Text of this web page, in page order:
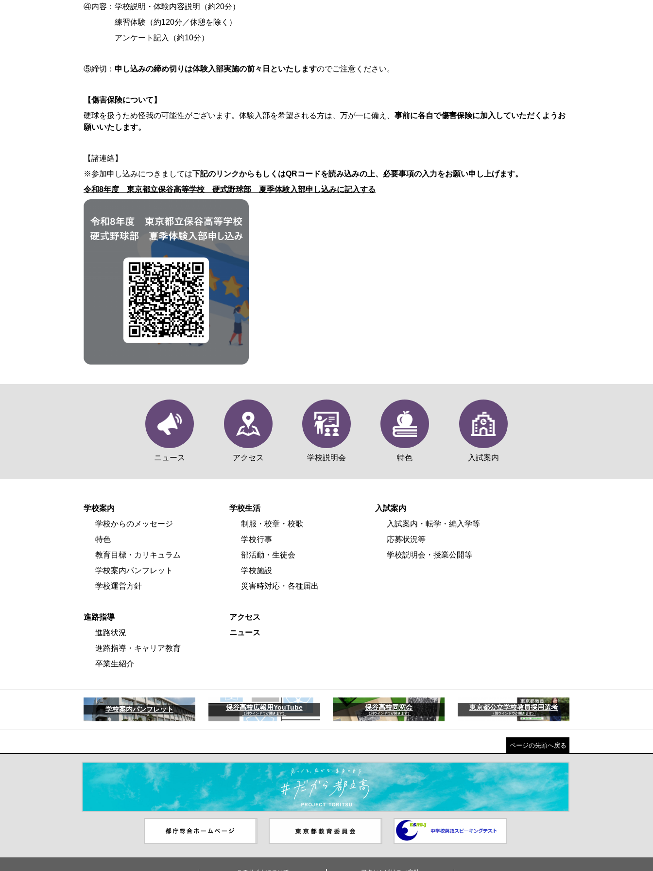
④内容：学校説明・体験内容説明（約20分）
練習体験（約120分／休憩を除く）
アンケート記入（約10分）
⑤締切： 申し込みの締め切りは体験入部実施の前々日といたしますのでご注意ください。
【傷害保険について】
硬球を扱うため怪我の可能性がございます。体験入部を希望される方は、万が一に備え、 事前に各自で傷害保険に加入していただくようお
願いいたします。
【諸連絡】
※参加申し込みにつきましては下記のリンクからもしくはQRコードを読み込みの上、必要事項の入力をお願い申し上げます。
令和8年度 東京都立保谷高等学校 硬式野球部 夏季体験入部申し込みに記入する
ニュース アクセス 学校説明会 特色 入試案内
学校案内
学校からのメッセージ
特色
教育目標・カリキュラム
学校案内パンフレット
学校運営方針
学校生活
制服・校章・校歌
学校行事
部活動・生徒会
学校施設
災害時対応・各種届出
入試案内
入試案内・転学・編入学等
応募状況等
学校説明会・授業公開等
進路指導
進路状況
進路指導・キャリア教育
卒業生紹介
アクセス
ニュース
学校案内パンフレット 保谷高校広報用YouTube
（別ウインドウが開きます）
保谷高校同窓会
（別ウインドウが開きます）
東京都公立学校教員採用選考
（別ウインドウが開きます）
ページの先頭へ戻る
＃だから都立高（別ウインドウが開きます）
ンドウが開きます）
ウが開きます）
中学校英語スピーキングテスト
（別ウインドウが開きます）